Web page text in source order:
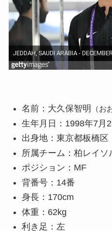
名前：大久保智明 （お
生年月日：1998年7月
出身地：東京都板橋区
所属チーム：柏レイソ
ポジション：MF
背番号：14番
身長：170cm
体重：62kg
利き足：左